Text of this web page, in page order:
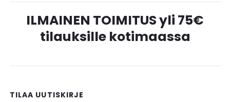
ILMAINEN TOIMITUS yli 75€
tilauksille kotimaassa
TILAA UUTISKIRJE